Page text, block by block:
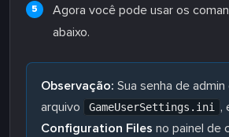
Agora você pode usar os
abaixo.
Observação: Sua senha de
arquivo
GameUserSettings.ini
,
Configuration Files no painel de